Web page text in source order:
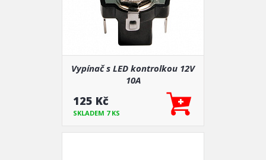
Vypínač s LED kontrolkou 12V
10A
125 Kč
SKLADEM 7 KS